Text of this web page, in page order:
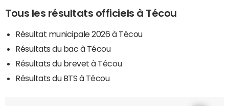
Tous les résultats officiels à Técou
Résultat municipale 2026 à Técou
Résultats du bac à Técou
Résultats du brevet à Técou
Résultats du BTS à Técou